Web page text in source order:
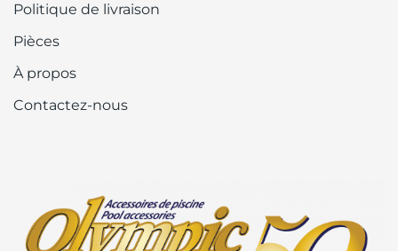
Politique de livraison
Pièces
À propos
Contactez-nous